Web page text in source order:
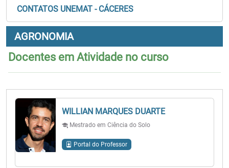
CONTATOS UNEMAT - CÁCERES
AGRONOMIA
Docentes em Atividade no curso
WILLIAN MARQUES DUARTE
Mestrado em Ciência do Solo
Portal do Professor